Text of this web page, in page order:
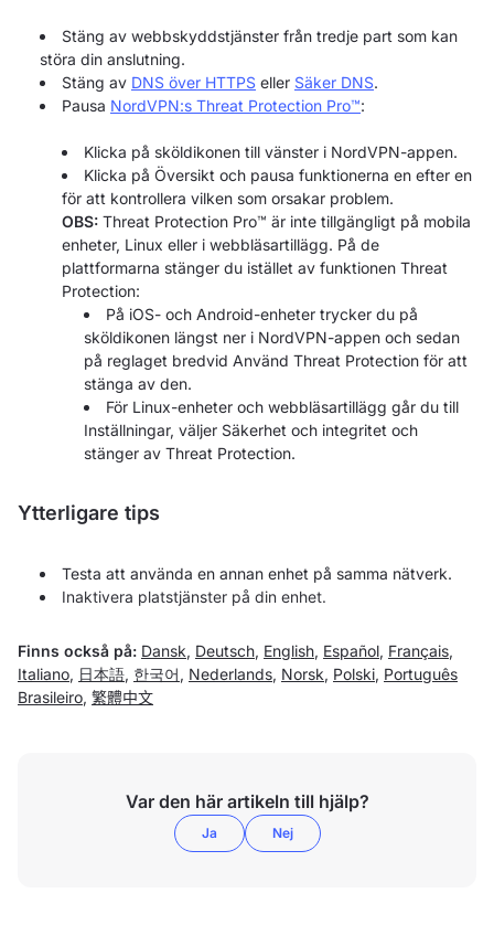
Stäng av webbskyddstjänster från tredje part som kan
störa din anslutning.
Stäng av DNS över HTTPS eller Säker DNS.
Pausa NordVPN:s Threat Protection Pro™:
Klicka på sköldikonen till vänster i NordVPN-appen.
Klicka på Översikt och pausa funktionerna en efter en
för att kontrollera vilken som orsakar problem.
OBS: Threat Protection Pro™ är inte tillgängligt på mobila
enheter, Linux eller i webbläsartillägg. På de
plattformarna stänger du istället av funktionen Threat
Protection:
På iOS- och Android-enheter trycker du på
sköldikonen längst ner i NordVPN-appen och sedan
på reglaget bredvid Använd Threat Protection för att
stänga av den.
För Linux-enheter och webbläsartillägg går du till
Inställningar, väljer Säkerhet och integritet och
stänger av Threat Protection.
Ytterligare tips
Testa att använda en annan enhet på samma nätverk.
Inaktivera platstjänster på din enhet.
Finns också på: Dansk, Deutsch, English, Español, Français,
Italiano, 日本語, 한국어 , Nederlands, Norsk, Polski, Português
Brasileiro, 繁體中文
Var den här artikeln till hjälp?
Ja Nej